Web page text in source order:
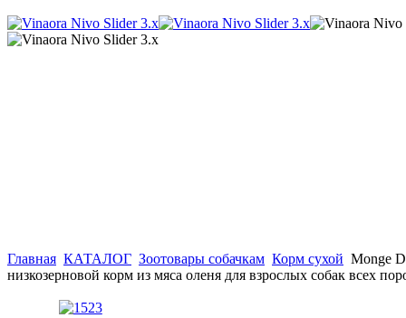
Главная КАТАЛОГ Зоотовары собачкам Корм сухой Monge
низкозерновой корм из мяса оленя для взрослых собак всех